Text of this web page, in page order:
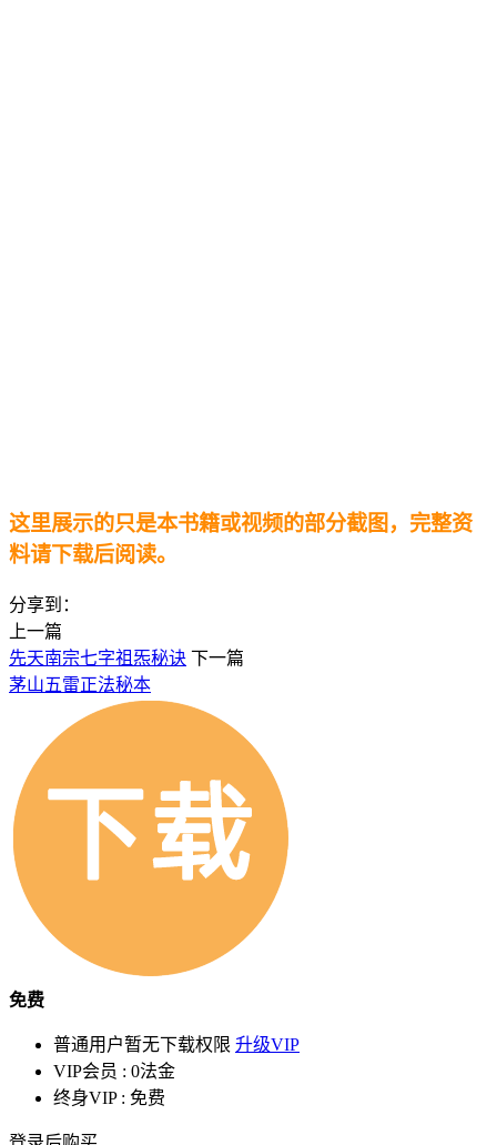
这里展示的只是本书籍或视频的部分截图，完整资
料请下载后阅读。
分享到：
上一篇
先天南宗七字祖炁秘诀 下一篇
茅山五雷正法秘本
免费
普通用户暂无下载权限 升级VIP
VIP会员 : 0法金
终身VIP : 免费